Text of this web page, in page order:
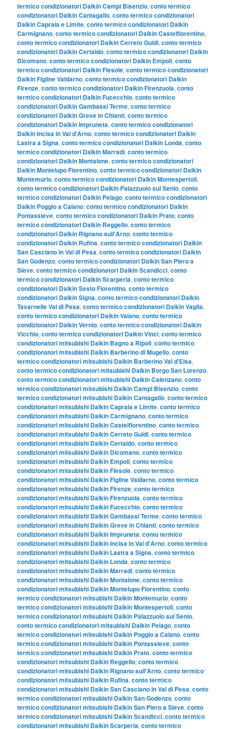
termico condizionatori Daikin Campi Bisenzio,conto termico
condizionatori Daikin Cantagallo,conto termico condizionatori
Daikin Capraia e Limite,conto termico condizionatori Daikin
Carmignano,conto termico condizionatori Daikin Castelfiorentino,
conto termico condizionatori Daikin Cerreto Guidi,conto termico
condizionatori Daikin Certaldo,conto termico condizionatori Daikin
Dicomano,conto termico condizionatori Daikin Empoli,conto
termico condizionatori Daikin Fiesole,conto termico condizionatori
Daikin Figline Valdarno,conto termico condizionatori Daikin
Firenze,conto termico condizionatori Daikin Firenzuola,conto
termico condizionatori Daikin Fucecchio,conto termico
condizionatori Daikin Gambassi Terme,conto termico
condizionatori Daikin Greve in Chianti,conto termico
condizionatori Daikin Impruneta,conto termico condizionatori
Daikin Incisa in Val d'Arno,conto termico condizionatori Daikin
Lastra a Signa,conto termico condizionatori Daikin Londa,conto
termico condizionatori Daikin Marradi,conto termico
condizionatori Daikin Montaione,conto termico condizionatori
Daikin Montelupo Fiorentino,conto termico condizionatori Daikin
Montemurlo,conto termico condizionatori Daikin Montespertoli,
conto termico condizionatori Daikin Palazzuolo sul Senio,conto
termico condizionatori Daikin Pelago,conto termico condizionatori
Daikin Poggio a Caiano,conto termico condizionatori Daikin
Pontassieve,conto termico condizionatori Daikin Prato,conto
termico condizionatori Daikin Reggello,conto termico
condizionatori Daikin Rignano sull'Arno,conto termico
condizionatori Daikin Rufina,conto termico condizionatori Daikin
San Casciano in Val di Pesa,conto termico condizionatori Daikin
San Godenzo,conto termico condizionatori Daikin San Piero a
Sieve,conto termico condizionatori Daikin Scandicci,conto
termico condizionatori Daikin Scarperia,conto termico
condizionatori Daikin Sesto Fiorentino,conto termico
condizionatori Daikin Signa,conto termico condizionatori Daikin
Tavarnelle Val di Pesa,conto termico condizionatori Daikin Vaglia,
conto termico condizionatori Daikin Vaiano,conto termico
condizionatori Daikin Vernio,conto termico condizionatori Daikin
Vicchio,conto termico condizionatori Daikin Vinci,conto termico
condizionatori mitsubishi Daikin Bagno a Ripoli,conto termico
condizionatori mitsubishi Daikin Barberino di Mugello,conto
termico condizionatori mitsubishi Daikin Barberino Val d'Elsa,
conto termico condizionatori mitsubishi Daikin Borgo San Lorenzo,
conto termico condizionatori mitsubishi Daikin Calenzano,conto
termico condizionatori mitsubishi Daikin Campi Bisenzio,conto
termico condizionatori mitsubishi Daikin Cantagallo,conto termico
condizionatori mitsubishi Daikin Capraia e Limite,conto termico
condizionatori mitsubishi Daikin Carmignano,conto termico
condizionatori mitsubishi Daikin Castelfiorentino,conto termico
condizionatori mitsubishi Daikin Cerreto Guidi,conto termico
condizionatori mitsubishi Daikin Certaldo,conto termico
condizionatori mitsubishi Daikin Dicomano,conto termico
condizionatori mitsubishi Daikin Empoli,conto termico
condizionatori mitsubishi Daikin Fiesole,conto termico
condizionatori mitsubishi Daikin Figline Valdarno,conto termico
condizionatori mitsubishi Daikin Firenze,conto termico
condizionatori mitsubishi Daikin Firenzuola,conto termico
condizionatori mitsubishi Daikin Fucecchio,conto termico
condizionatori mitsubishi Daikin Gambassi Terme,conto termico
condizionatori mitsubishi Daikin Greve in Chianti,conto termico
condizionatori mitsubishi Daikin Impruneta,conto termico
condizionatori mitsubishi Daikin Incisa in Val d'Arno,conto termico
condizionatori mitsubishi Daikin Lastra a Signa,conto termico
condizionatori mitsubishi Daikin Londa,conto termico
condizionatori mitsubishi Daikin Marradi,conto termico
condizionatori mitsubishi Daikin Montaione,conto termico
condizionatori mitsubishi Daikin Montelupo Fiorentino,conto
termico condizionatori mitsubishi Daikin Montemurlo,conto
termico condizionatori mitsubishi Daikin Montespertoli,conto
termico condizionatori mitsubishi Daikin Palazzuolo sul Senio,
conto termico condizionatori mitsubishi Daikin Pelago,conto
termico condizionatori mitsubishi Daikin Poggio a Caiano,conto
termico condizionatori mitsubishi Daikin Pontassieve,conto
termico condizionatori mitsubishi Daikin Prato,conto termico
condizionatori mitsubishi Daikin Reggello,conto termico
condizionatori mitsubishi Daikin Rignano sull'Arno,conto termico
condizionatori mitsubishi Daikin Rufina,conto termico
condizionatori mitsubishi Daikin San Casciano in Val di Pesa,conto
termico condizionatori mitsubishi Daikin San Godenzo,conto
termico condizionatori mitsubishi Daikin San Piero a Sieve,conto
termico condizionatori mitsubishi Daikin Scandicci,conto termico
condizionatori mitsubishi Daikin Scarperia,conto termico